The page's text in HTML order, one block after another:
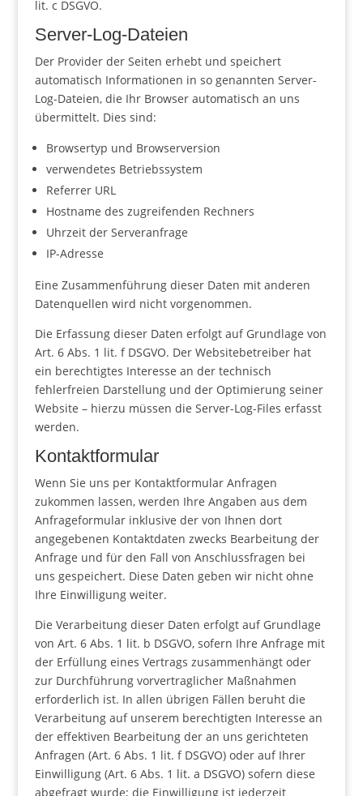
lit. c DSGVO.
Server-Log-Dateien
Der Provider der Seiten erhebt und speichert
automatisch Informationen in so genannten Server-
Log-Dateien, die Ihr Browser automatisch an uns
übermittelt. Dies sind:
Browsertyp und Browserversion
verwendetes Betriebssystem
Referrer URL
Hostname des zugreifenden Rechners
Uhrzeit der Serveranfrage
IP-Adresse
Eine Zusammenführung dieser Daten mit anderen
Datenquellen wird nicht vorgenommen.
Die Erfassung dieser Daten erfolgt auf Grundlage von
Art. 6 Abs. 1 lit. f DSGVO. Der Websitebetreiber hat
ein berechtigtes Interesse an der technisch
fehlerfreien Darstellung und der Optimierung seiner
Website – hierzu müssen die Server-Log-Files erfasst
werden.
Kontaktformular
Wenn Sie uns per Kontaktformular Anfragen
zukommen lassen, werden Ihre Angaben aus dem
Anfrageformular inklusive der von Ihnen dort
angegebenen Kontaktdaten zwecks Bearbeitung der
Anfrage und für den Fall von Anschlussfragen bei
uns gespeichert. Diese Daten geben wir nicht ohne
Ihre Einwilligung weiter.
Die Verarbeitung dieser Daten erfolgt auf Grundlage
von Art. 6 Abs. 1 lit. b DSGVO, sofern Ihre Anfrage mit
der Erfüllung eines Vertrags zusammenhängt oder
zur Durchführung vorvertraglicher Maßnahmen
erforderlich ist. In allen übrigen Fällen beruht die
Verarbeitung auf unserem berechtigten Interesse an
der effektiven Bearbeitung der an uns gerichteten
Anfragen (Art. 6 Abs. 1 lit. f DSGVO) oder auf Ihrer
Einwilligung (Art. 6 Abs. 1 lit. a DSGVO) sofern diese
abgefragt wurde; die Einwilligung ist jederzeit